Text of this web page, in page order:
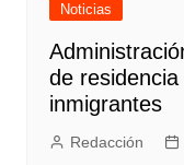
Noticias
de
inmigrantes
Redacción